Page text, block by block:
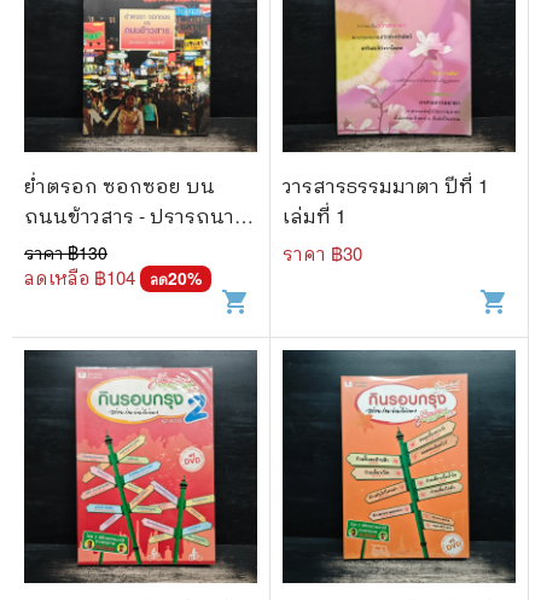
ย่ำตรอก ซอกซอย บน
ถนนข้าวสาร - ปรารถนา
รัตนะสิทธิ์
ราคา ฿130
ลดเหลือ ฿104 ลด20%
shopping_cart
วารสารธรรมมาตา ปีที่ 1
เล่มที่ 1
ราคา ฿30
shopping_cart